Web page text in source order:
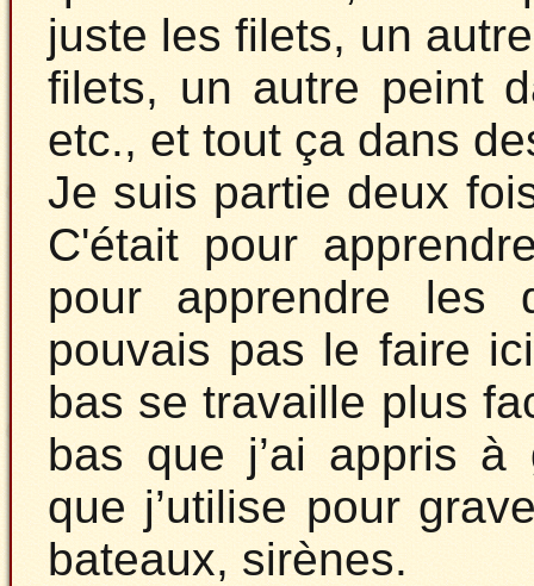
juste les filets, un
filets, un autre peint
etc., et tout ça dans
Je suis partie deux
C'était pour
pour apprendre les
pouvais pas le faire
bas se travaille plus
bas que j’ai appris à
que j’utilise pour
bateaux, sirènes.